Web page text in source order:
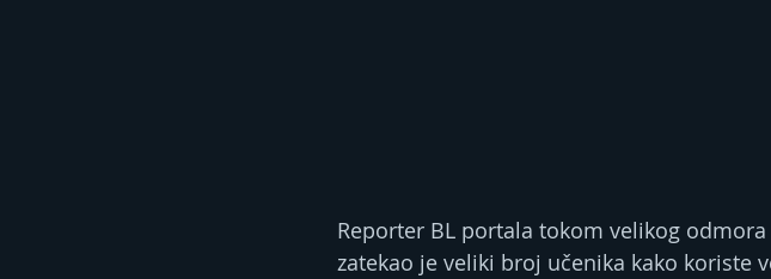
Reporter BL portala tokom velikog
zatekao je veliki broj učenika kako koriste